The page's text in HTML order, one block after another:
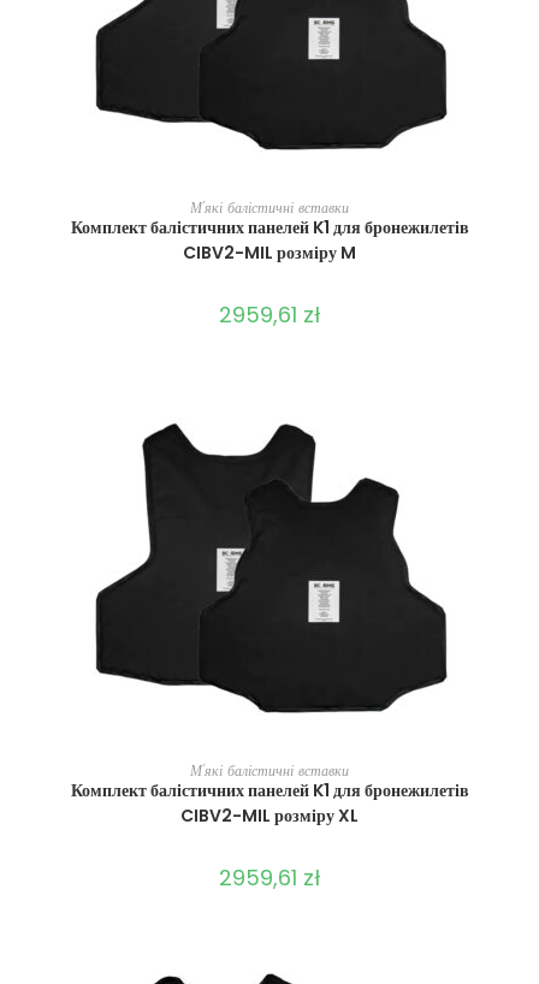
ВИБЕРІТЬ ОПЦІЇ
М'які балістичні вставки
Комплект балістичних панелей K1 для бронежилетів
CIBV2-MIL розміру M
2959,61 zł
ВИБЕРІТЬ ОПЦІЇ
М'які балістичні вставки
Комплект балістичних панелей K1 для бронежилетів
CIBV2-MIL розміру XL
2959,61 zł